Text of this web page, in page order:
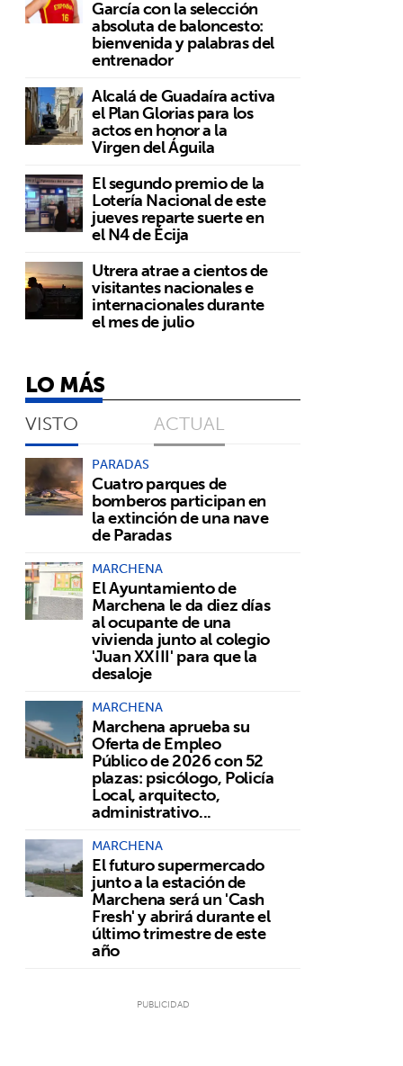
García con la selección
absoluta de baloncesto:
bienvenida y palabras del
entrenador
Alcalá de Guadaíra activa
el Plan Glorias para los
actos en honor a la
Virgen del Águila
El segundo premio de la
Lotería Nacional de este
jueves reparte suerte en
el N4 de Écija
Utrera atrae a cientos de
visitantes nacionales e
internacionales durante
el mes de julio
LO MÁS
VISTO ACTUAL
PARADAS
Cuatro parques de
bomberos participan en
la extinción de una nave
de Paradas
MARCHENA
El Ayuntamiento de
Marchena le da diez días
al ocupante de una
vivienda junto al colegio
'Juan XXIII' para que la
desaloje
MARCHENA
Marchena aprueba su
Oferta de Empleo
Público de 2026 con 52
plazas: psicólogo, Policía
Local, arquitecto,
administrativo...
MARCHENA
El futuro supermercado
junto a la estación de
Marchena será un 'Cash
Fresh' y abrirá durante el
último trimestre de este
año